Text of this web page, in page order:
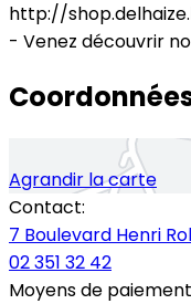
http://
- Venez découvrir
Agrandir la carte
Contact:
7 Boulevard Henri
02 351 32 42
Moyens de